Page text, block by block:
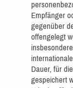
Empfänger
gegenüber
offengelegt
Dauer, für
gespeichert